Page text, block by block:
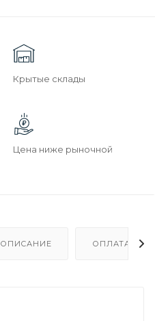
Крытые склады
Цена ниже рыночной
ОПИСАНИЕ ОПЛАТА